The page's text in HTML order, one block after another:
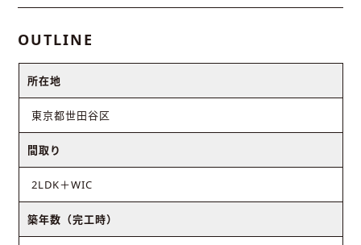
OUTLINE
所在地
東京都世田谷区
間取り
2LDK＋WIC
築年数（完工時）